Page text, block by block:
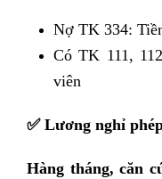
Nợ TK 334:
Có TK 111,
viên
✅ Lương nghỉ
Hàng tháng, căn